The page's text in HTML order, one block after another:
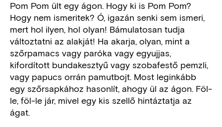
Pom Pom ült egy ágon. Hogy ki is Pom Pom?
Hogy nem ismeritek? Ó, igazán senki sem ismeri,
mert hol ilyen, hol olyan! Bámulatosan tudja
változtatni az alakját! Ha akarja, olyan, mint a
szőrpamacs vagy paróka vagy egyujjas,
kifordított bundakesztyű vagy szobafestő pemzli,
vagy papucs orrán pamutbojt. Most leginkább
egy szőrsapkához hasonlít, ahogy ül az ágon. Föl-
le, föl-le jár, mivel egy kis szellő hintáztatja az
ágat.